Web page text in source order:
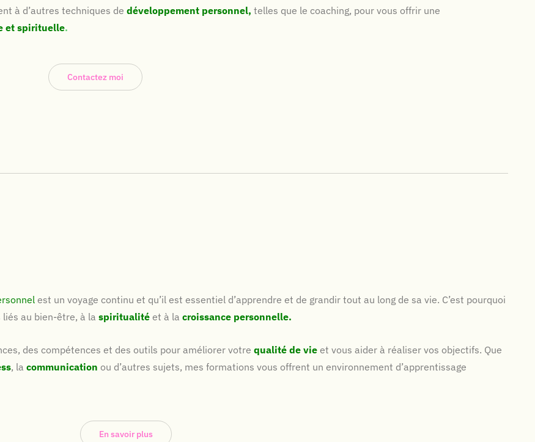
à d’autres techniques de développement personnel, telles que le coaching, pour vous offrir une
et spirituelle.
Contactez moi
est un voyage continu et qu’il est essentiel d’apprendre et de grandir tout au long de sa vie. C’est pourquoi
au bien-être, à la spiritualité et à la croissance personnelle.
des compétences et des outils pour améliorer votre qualité de vie et vous aider à réaliser vos objectifs. Que
, la communication ou d’autres sujets, mes formations vous offrent un environnement d’apprentissage
En savoir plus